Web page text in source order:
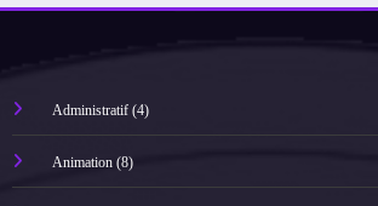
Administratif(4)
Animation(8)